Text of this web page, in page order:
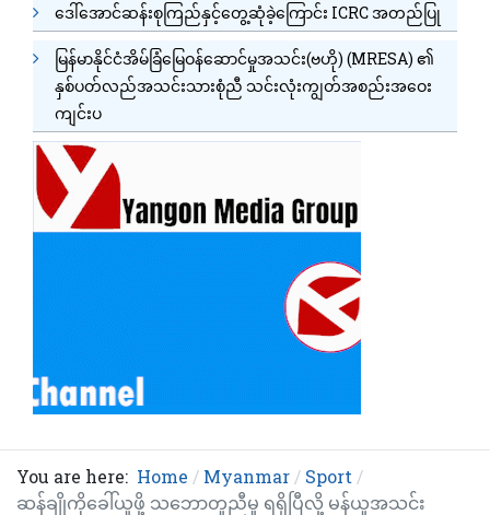
ဒေါ်အောင်ဆန်းစုကြည်နှင့်တွေ့ဆုံခဲ့ကြောင်း ICRC အတည်ပြု
မြန်မာနိုင်ငံအိမ်ခြံမြေဝန်ဆောင်မှုအသင်း(ဗဟို) (MRESA) ၏
နှစ်ပတ်လည်အသင်းသားစုံညီ သင်းလုံးကျွတ်အစည်းအဝေး
ကျင်းပ
You are here: Home Myanmar
Sport
ဆန်ချိုကိုခေါ်ယူဖို့ သဘောတူညီမှု ရရှိပြီလို့ မန်ယူအသင်း